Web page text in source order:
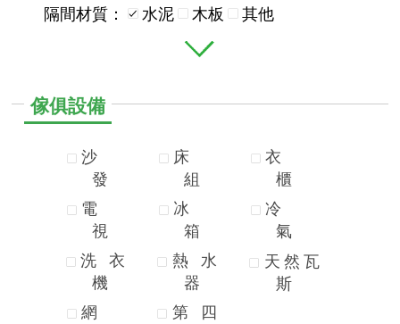
隔間材質：
水泥 木板 其他
傢俱設備
沙
發
電
視
洗
衣
機
網
床
組
冰
箱
熱
水
器
第
四
衣
櫃
冷
氣
天 然 瓦
斯